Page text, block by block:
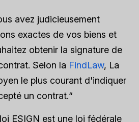
avez judicieusement
exactes de vos biens et
obtenir la signature de
Selon la FindLaw, La
le plus courant d'indiquer
un contrat.“
ESIGN est une loi fédérale